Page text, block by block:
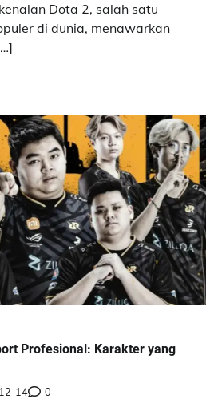
Dota 2, salah satu
di dunia, menawarkan
Profesional: Karakter yang
14 0